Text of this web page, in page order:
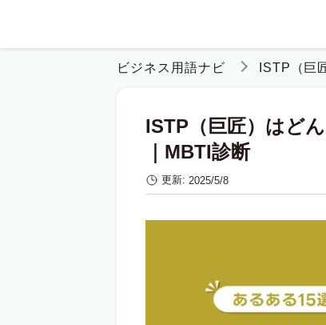
ビジネス用語ナビ ISTP（巨
ISTP（巨匠）はど
｜MBTI診断
更新: 2025/5/8